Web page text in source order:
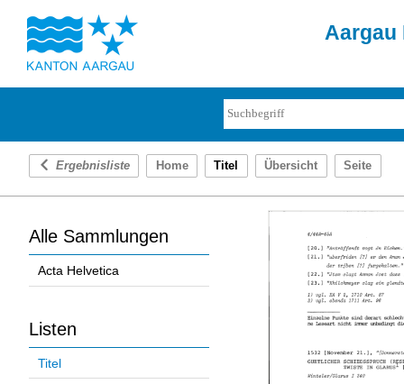
Aargau
Ergebnisliste Home Titel Übersicht Seite
Alle Sammlungen
Acta Helvetica
Listen
Titel